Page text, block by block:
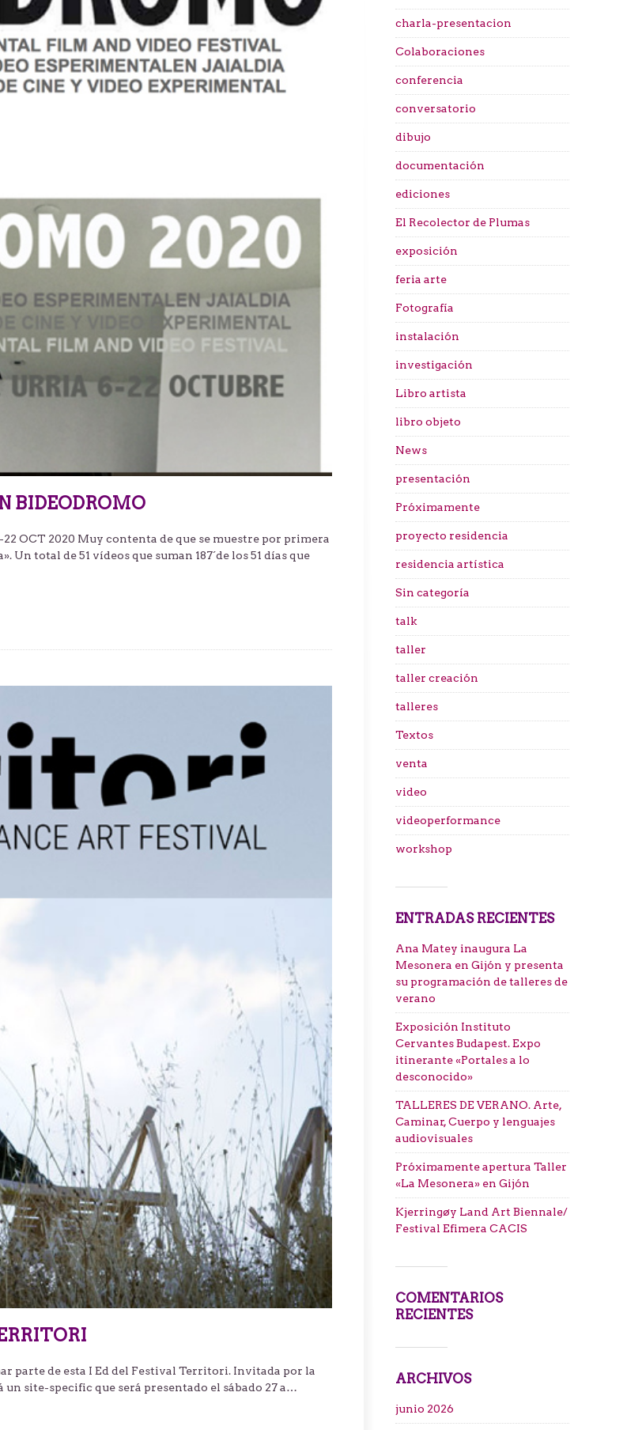
BIDEODROMO
OCT 2020 Muy contenta de que se muestre por primera
total de 51 vídeos que suman 187´de los 51 días que
parte de esta I Ed del Festival Territori. Invitada por la
un site-specific que será presentado el sábado 27 a…
charla-presentacion
Colaboraciones
conferencia
conversatorio
dibujo
documentación
ediciones
El Recolector de Plumas
exposición
feria arte
Fotografía
instalación
investigación
Libro artista
libro objeto
News
presentación
Próximamente
proyecto residencia
residencia artística
Sin categoría
talk
taller
taller creación
talleres
Textos
venta
video
videoperformance
workshop
ENTRADAS RECIENTES
Ana Matey inaugura La
Mesonera en Gijón y presenta
su programación de talleres de
verano
Exposición Instituto
Cervantes Budapest. Expo
itinerante «Portales a lo
desconocido»
TALLERES DE VERANO. Arte,
Caminar, Cuerpo y lenguajes
audiovisuales
Próximamente apertura Taller
«La Mesonera» en Gijón
Kjerringøy Land Art Biennale/
Festival Efimera CACIS
COMENTARIOS
RECIENTES
ARCHIVOS
junio 2026